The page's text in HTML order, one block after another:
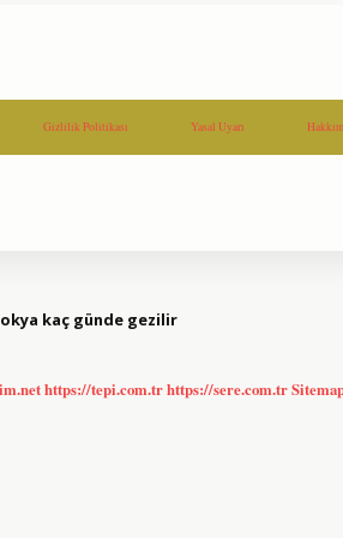
Gizlilik Politikası Yasal Uyarı
kaç günde gezilir
https://tepi.com.trhttps://sere.com.tr